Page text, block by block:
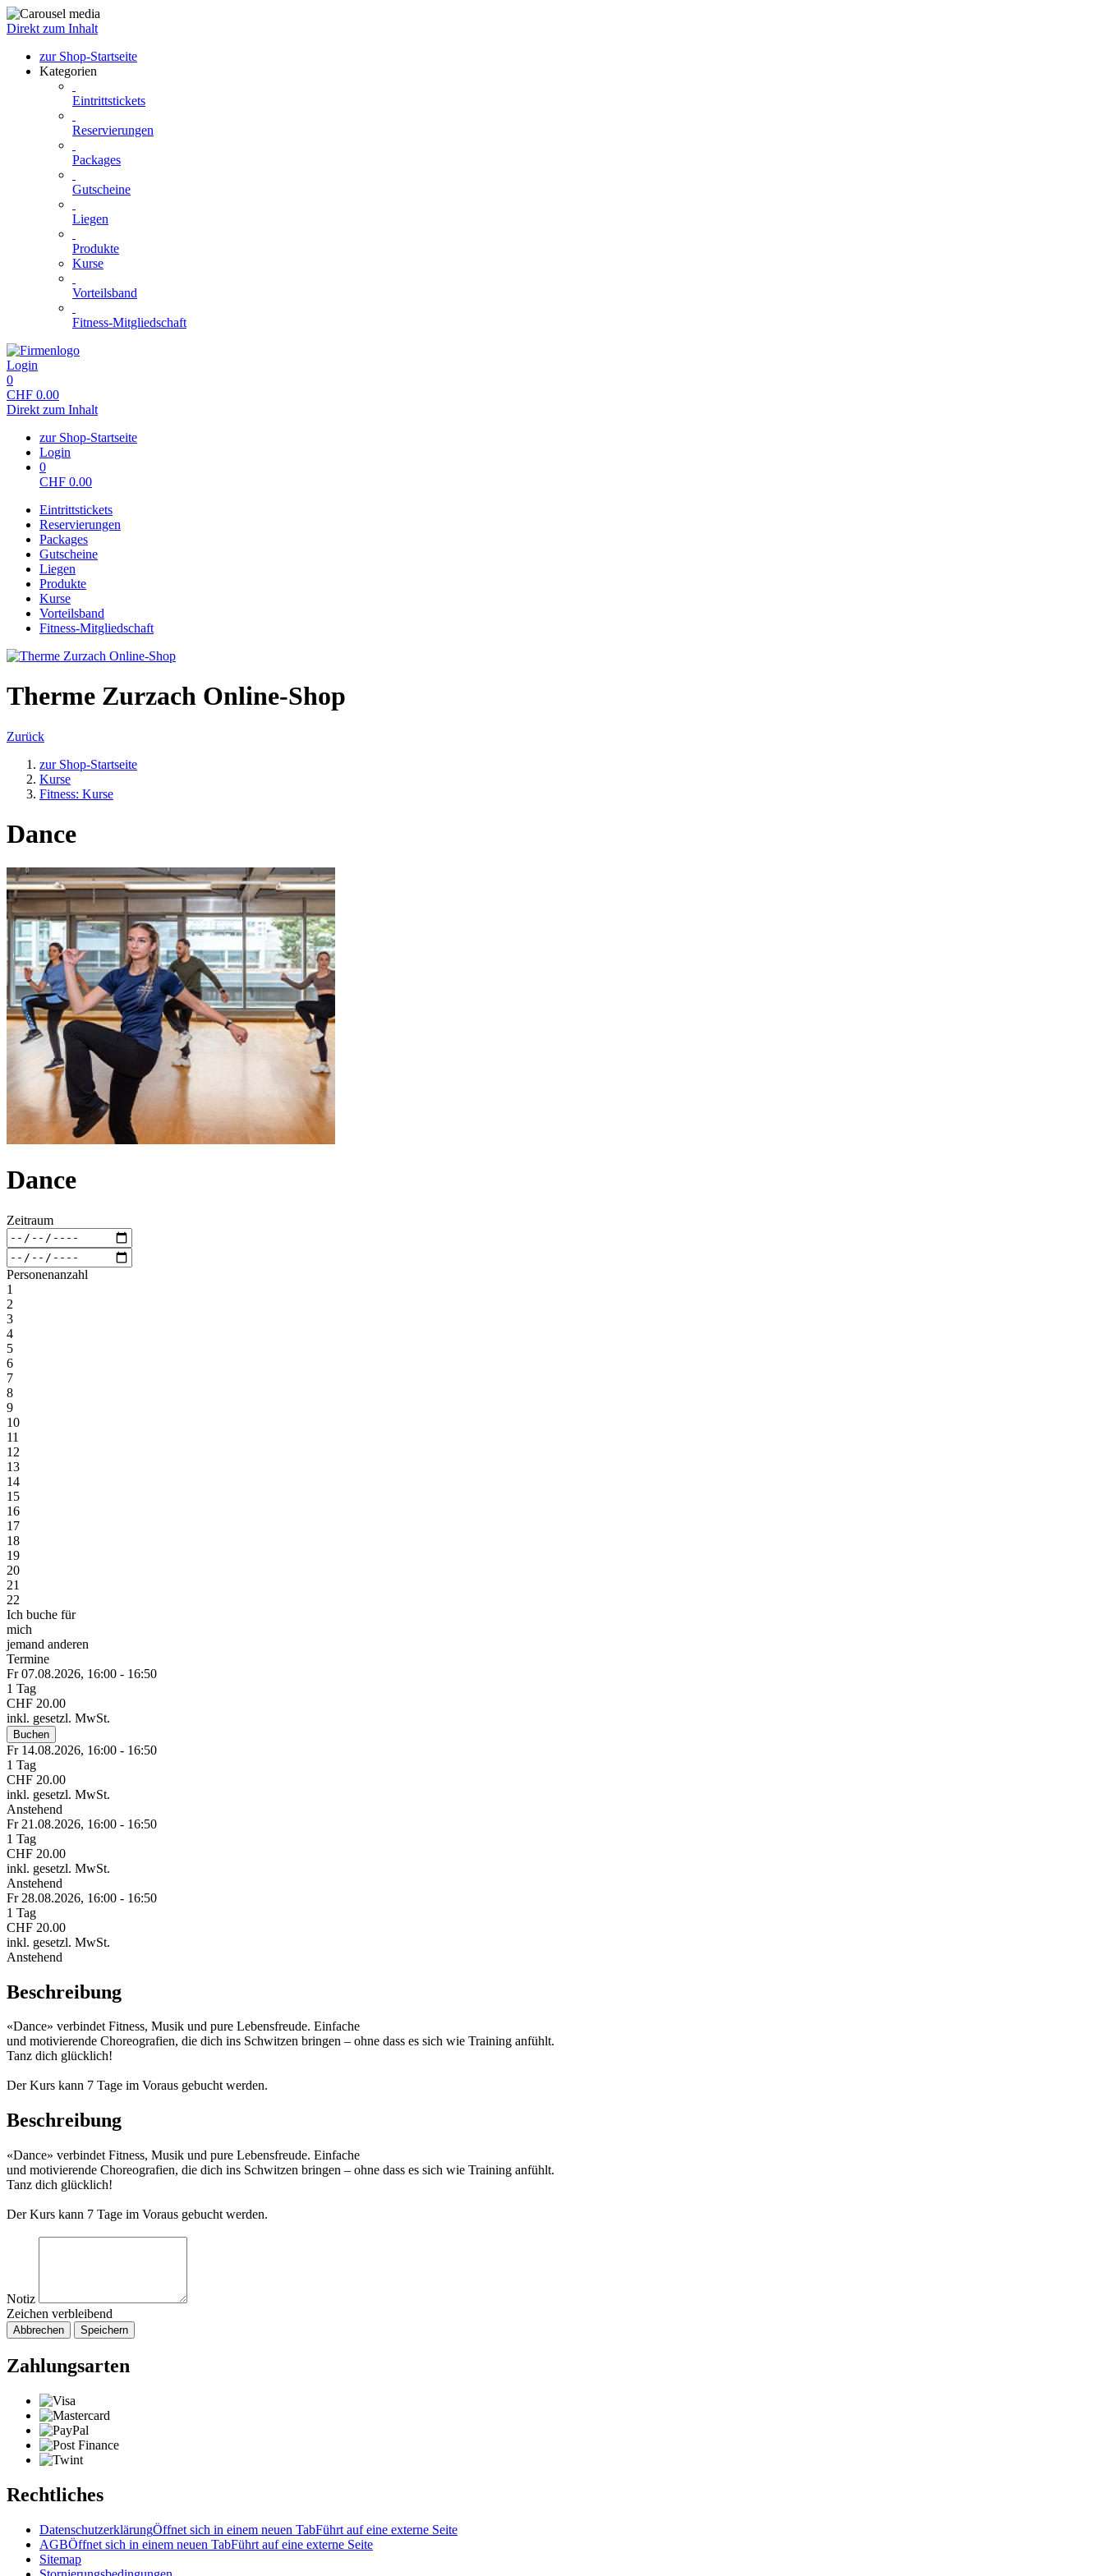
Direkt zum Inhalt
zur Shop-Startseite
Kategorien
Eintrittstickets
Reservierungen
Packages
Gutscheine
Liegen
Produkte
Kurse
Vorteilsband
Fitness-Mitgliedschaft
Login
0
CHF 0.00
Direkt zum Inhalt
zur Shop-Startseite
Login
0
CHF 0.00
Eintrittstickets
Reservierungen
Packages
Gutscheine
Liegen
Produkte
Kurse
Vorteilsband
Fitness-Mitgliedschaft
Therme Zurzach Online-Shop
Zurück
zur Shop-Startseite
Kurse
Fitness: Kurse
Dance
Dance
Zeitraum
Personenanzahl
1
2
3
4
5
6
7
8
9
10
11
12
13
14
15
16
17
18
19
20
21
22
Ich buche für
mich
jemand anderen
Termine
Fr 07.08.2026, 16:00 - 16:50
1 Tag
CHF 20.00
inkl. gesetzl. MwSt.
Buchen
Fr 14.08.2026, 16:00 - 16:50
1 Tag
CHF 20.00
inkl. gesetzl. MwSt.
Anstehend
Fr 21.08.2026, 16:00 - 16:50
1 Tag
CHF 20.00
inkl. gesetzl. MwSt.
Anstehend
Fr 28.08.2026, 16:00 - 16:50
1 Tag
CHF 20.00
inkl. gesetzl. MwSt.
Anstehend
Beschreibung
«Dance» verbindet Fitness, Musik und pure Lebensfreude. Einfache
und motivierende Choreografien, die dich ins Schwitzen bringen – ohne dass es sich wie Training anfühlt.
Tanz dich glücklich!
Der Kurs kann 7 Tage im Voraus gebucht werden.
Beschreibung
«Dance» verbindet Fitness, Musik und pure Lebensfreude. Einfache
und motivierende Choreografien, die dich ins Schwitzen bringen – ohne dass es sich wie Training anfühlt.
Tanz dich glücklich!
Der Kurs kann 7 Tage im Voraus gebucht werden.
Notiz
Zeichen verbleibend
Abbrechen Speichern
Zahlungsarten
Rechtliches
DatenschutzerklärungÖffnet sich in einem neuen TabFührt auf eine externe Seite
AGBÖffnet sich in einem neuen TabFührt auf eine externe Seite
Sitemap